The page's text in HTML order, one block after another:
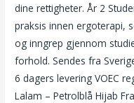
dine rettigheter. År 2
praksis innen ergoterapi,
og inngrep gjennom
forhold. Sendes fra
6 dagers levering VOEC
Lalam – Petrolblå Hijab